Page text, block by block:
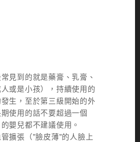
見到的就是藥膏、乳膏、
或是小孩），持續使用的
生，至於第三級開始的外
使用的話不要超過一個
嬰兒都不建議使用。
擴張（”臉皮薄”的人臉上